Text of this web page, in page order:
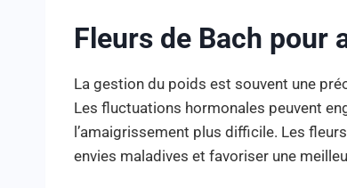
Fleurs de Bach pour
La gestion du poids est souvent une
Les fluctuations hormonales peuvent
l’amaigrissement plus difficile. Les
envies maladives et favoriser une